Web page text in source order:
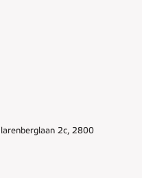
2c, 2800